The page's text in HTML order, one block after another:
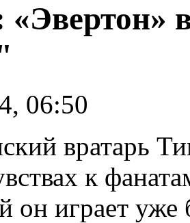
06:50
вратарь
к
он играет уже